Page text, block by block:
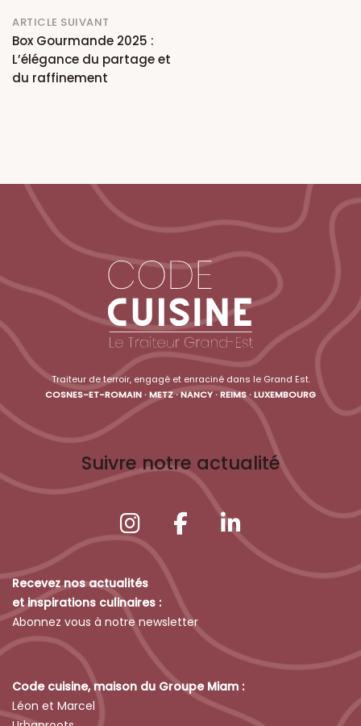
ARTICLE SUIVANT
Box Gourmande 2025 :
L’élégance du partage et
du raffinement
Traiteur de terroir, engagé et enraciné dans le Grand Est.
COSNES-ET-ROMAIN · METZ · NANCY · REIMS · LUXEMBOURG
Suivre notre actualité
Recevez nos actualités
et inspirations culinaires :
Abonnez vous à notre newsletter
Code cuisine, maison du Groupe Miam :
Léon et Marcel